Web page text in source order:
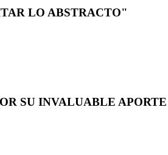
LO ABSTRACTO"
SU INVALUABLE